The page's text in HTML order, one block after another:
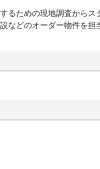
るための現地調査からス
どのオーダー物件を担